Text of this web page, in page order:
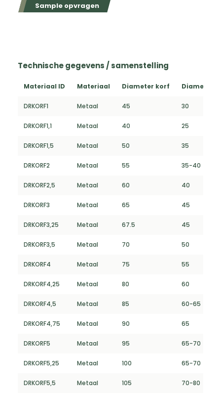
Sample opvragen
Technische gegevens / samenstelling
Materiaal ID Materiaal Diameter korf Diameter
DRKORF1 Metaal 45 30
DRKORF1,1 Metaal 40 25
DRKORF1,5 Metaal 50 35
DRKORF2 Metaal 55 35-40
DRKORF2,5 Metaal 60 40
DRKORF3 Metaal 65 45
DRKORF3,25 Metaal 67.5 45
DRKORF3,5 Metaal 70 50
DRKORF4 Metaal 75 55
DRKORF4,25 Metaal 80 60
DRKORF4,5 Metaal 85 60-65
DRKORF4,75 Metaal 90 65
DRKORF5 Metaal 95 65-70
DRKORF5,25 Metaal 100 65-70
DRKORF5,5 Metaal 105 70-80